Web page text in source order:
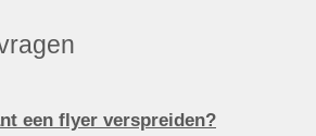
een flyer verspreiden?